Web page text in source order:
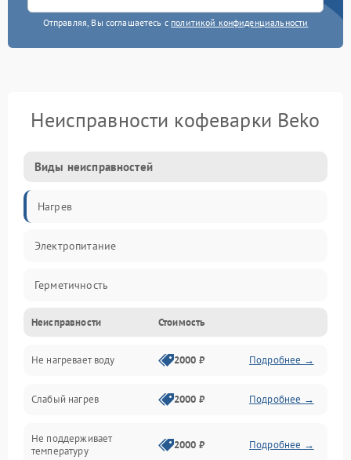
Отправляя, Вы соглашаетесь с политикой конфиденциальности
Неисправности кофеварки Beko
Виды неисправностей
Нагрев
Электропитание
Герметичность
Неисправности Стоимость
Не нагревает воду 2000 ₽ Подробнее →
Слабый нагрев 2000 ₽ Подробнее →
Не поддерживает
температуру
2000 ₽ Подробнее →